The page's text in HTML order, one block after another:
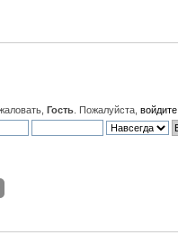
Гость . Пожалуйста,войдите